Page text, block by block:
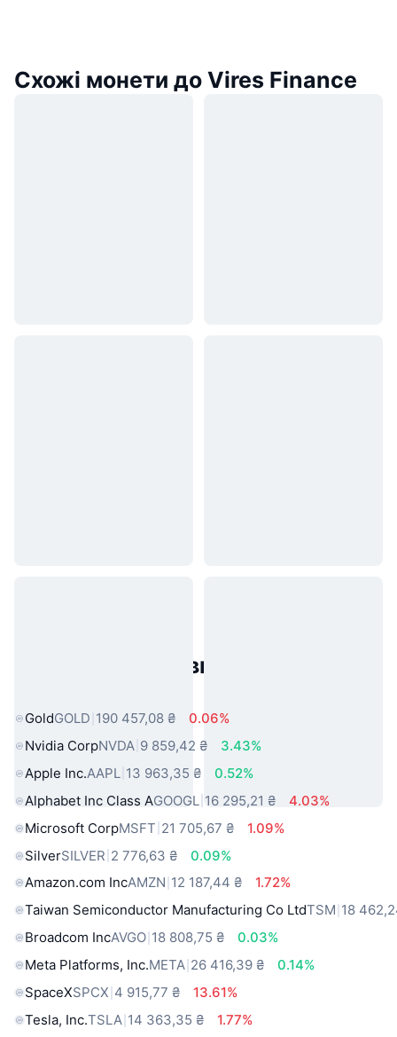
Схожі монети до Vires Finance
Популярні активи реального
GoldGOLD 190 457,08 ₴
0.06%
Nvidia CorpNVDA 9 859,42 ₴
3.43%
Apple Inc.AAPL 13 963,35 ₴
0.52%
Alphabet Inc Class AGOOGL 16 295,21 ₴
4.03%
Microsoft CorpMSFT 21 705,67 ₴
1.09%
SilverSILVER 2 776,63 ₴
0.09%
Amazon.com IncAMZN 12 187,44 ₴
1.72%
Taiwan Semiconductor Manufacturing Co LtdTSM 18
Broadcom IncAVGO 18 808,75 ₴
0.03%
Meta Platforms, Inc.META 26 416,39 ₴
0.14%
SpaceXSPCX 4 915,77 ₴
13.61%
Tesla, Inc.TSLA 14 363,35 ₴
1.77%